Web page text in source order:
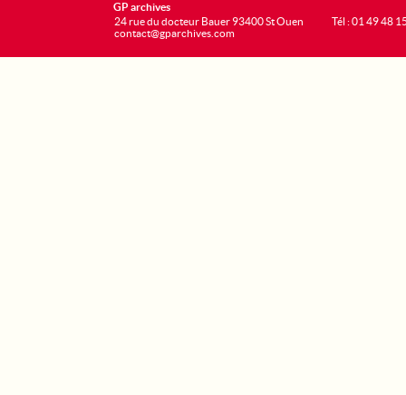
GP archives
24 rue du docteur Bauer 93400 St Ouen
contact@gparchives.com
Tél : 01 49 48